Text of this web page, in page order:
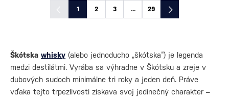
1 2 3 ... 29
Škótska whisky (alebo jednoducho „škótska“) je legenda
medzi destilátmi. Vyrába sa výhradne v Škótsku a zreje v
dubových sudoch minimálne tri roky a jeden deň. Práve
vďaka tejto trpezlivosti získava svoj jedinečný charakter –